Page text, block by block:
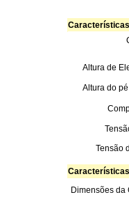
Altura de
Altura do
Tensão
Dimensões da